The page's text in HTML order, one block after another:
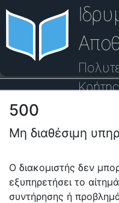
Κρήτης
Οδηγός Βοήθειας
500
Μη διαθέσιμη
Ο διακομιστής δεν
εξυπηρετήσει το
συντήρησης ή